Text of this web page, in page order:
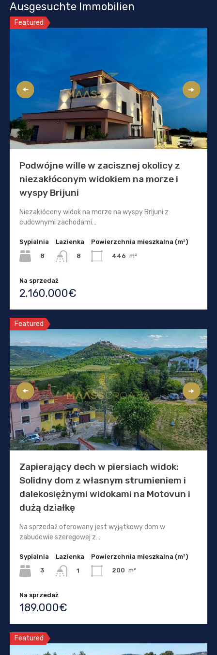
Ausgesuchte Immobilien
Featured
Podwójne wille w zacisznej okolicy z
niezakłóconym widokiem na morze i
wyspy Brijuni
Niezakłócony widok na morze na wyspy Brijuni z
cudownymi zachodami…
Sypialnia
8
Lazienka
8
Powierzchnia mieszkalna (m²)
446 m²
Na sprzedaż
2.160.000€
Featured
Zapierający dech w piersiach widok:
Solidny dom z własnym strumieniem i
dalekosiężnymi widokami na Motovun i
dużą działkę
Na sprzedaż oferowany jest wyjątkowy dom w
zabudowie szeregowej z…
Sypialnia
3
Lazienka
1
Powierzchnia mieszkalna (m²)
200 m²
Na sprzedaż
189.000€
Featured